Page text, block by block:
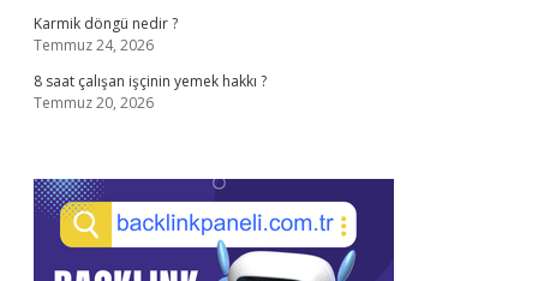
Karmik döngü nedir ?
Temmuz 24, 2026
8 saat çalışan işçinin yemek hakkı ?
Temmuz 20, 2026